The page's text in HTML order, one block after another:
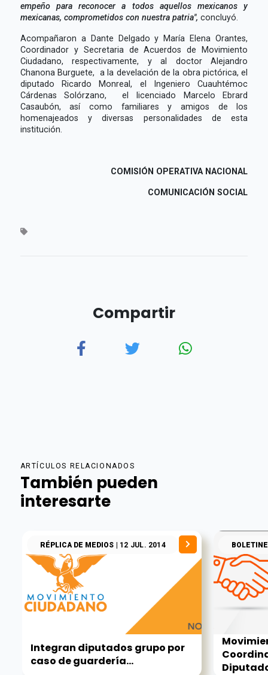
empeño para reconocer a todos aquellos mexicanos y
mexicanas, comprometidos con nuestra patria", concluyó.
Acompañaron a Dante Delgado y María Elena Orantes,
Coordinador y Secretaria de Acuerdos de Movimiento
Ciudadano, respectivamente, y al doctor Alejandro
Chanona Burguete, a la develación de la obra pictórica, el
diputado Ricardo Monreal, el Ingeniero Cuauhtémoc
Cárdenas Solórzano, el licenciado Marcelo Ebrard
Casaubón, así como familiares y amigos de los
homenajeados y diversas personalidades de esta
institución.
COMISIÓN OPERATIVA NACIONAL
COMUNICACIÓN SOCIAL
Compartir
ARTÍCULOS RELACIONADOS
También pueden
interesarte
RÉPLICA DE MEDIOS | 12 JUL. 2014
Integran diputados grupo por
caso de guardería...